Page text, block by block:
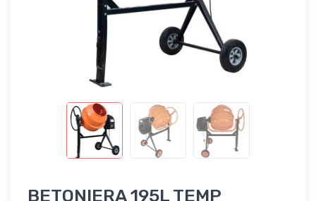
BETONIERA 195L TEMP